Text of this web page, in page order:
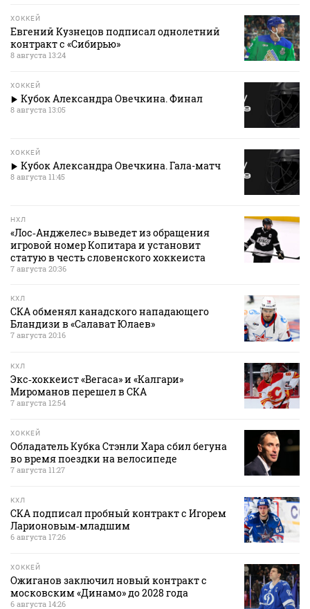
ХОККЕЙ
Евгений Кузнецов подписал однолетний
контракт с «Сибирью»
8 августа 13:24
ХОККЕЙ
Кубок Александра Овечкина. Финал
8 августа 13:05
ХОККЕЙ
Кубок Александра Овечкина. Гала-матч
8 августа 11:45
НХЛ
«Лос‑Анджелес» выведет из обращения
игровой номер Копитара и установит
статую в честь словенского хоккеиста
7 августа 20:36
КХЛ
СКА обменял канадского нападающего
Бландизи в «Салават Юлаев»
7 августа 20:16
КХЛ
Экс‑хоккеист «Вегаса» и «Калгари»
Мироманов перешел в СКА
7 августа 12:54
ХОККЕЙ
Обладатель Кубка Стэнли Хара сбил бегуна
во время поездки на велосипеде
7 августа 11:27
КХЛ
СКА подписал пробный контракт с Игорем
Ларионовым‑младшим
6 августа 17:26
ХОККЕЙ
Ожиганов заключил новый контракт с
московским «Динамо» до 2028 года
6 августа 14:26